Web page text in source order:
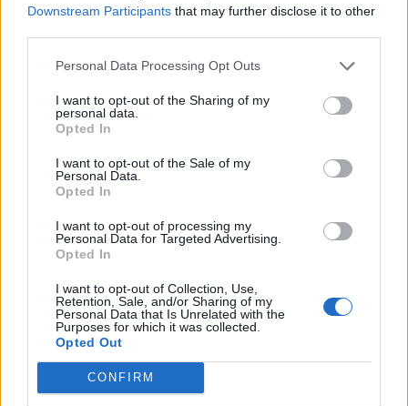
Downstream Participants that may further disclose it to other
Personal Data Processing Opt Outs
I want to opt-out of the Sharing of my
personal data.
Opted In
I want to opt-out of the Sale of my
Personal Data.
Opted In
I want to opt-out of processing my
Personal Data for Targeted Advertising.
Opted In
I want to opt-out of Collection, Use,
Retention, Sale, and/or Sharing of my
Personal Data that Is Unrelated with the
Purposes for which it was collected.
Opted Out
CONFIRM
“Financat duan kujdes …”,
Horoskopi i ditës së diel,
30 prill 2023
Horoskopi 28 Korrik 2026,
çfarë kanë rezervuar yjet
Horoskopi për ditën e
sotme, ja çfarë
parashikojnë yjet